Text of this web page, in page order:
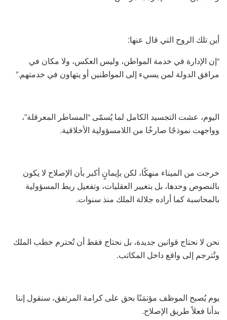
أين تلك الروح التي قال عنها:
“إن الإدارة في خدمة المواطن، وليس العكس، ولا مكان في
مرافق الدولة لمن يسيء إلى المواطنين أو يتهاون في خدمتهم.”
اليوم، عشت التجسيد الكامل لما يُسمّى “المساطر المعرقلة”،
وواجهت نموذجًا صارخًا من اللامسؤولية الأخلاقية.
خرجت من الميناء منهكًا، لكن بإيمانٍ أكبر بأن الإصلاح لا يكون
بالنصوص وحدها، بل بتغيير العقليات، وتفعيل ربط المسؤولية
بالمحاسبة كما أراده جلالة الملك منذ سنوات.
نحن لا نحتاج قوانين جديدة، بل نحتاج فقط أن تُحترم خطب الملك
وتُترجم إلى واقع داخل المكاتب.
يوم يُصبح الموظف مؤتمَنًا بحق على كرامة المرتفق، سنقول إننا
بدأنا فعلاً طريق الإصلاح.